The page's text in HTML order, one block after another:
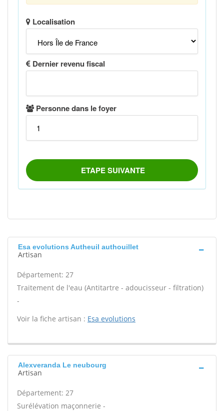
Esa evolutions Autheuil authouillet
Artisan
Département: 27
Traitement de l'eau (Antitartre - adoucisseur - filtration)
-
Voir la fiche artisan : Esa evolutions
Alexveranda Le neubourg
Artisan
Département: 27
Surélévation maçonnerie -